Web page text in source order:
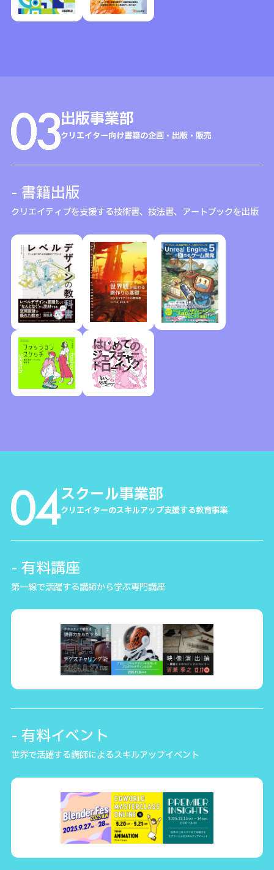
出版事業部
クリエイター向け書籍の企画・出版・販売
- 書籍出版
クリエイティブを支援する技術書、技法書、アートブックを出版
スクール事業部
クリエイターのスキルアップ支援する教育事業
- 有料講座
第一線で活躍する講師から学ぶ専門講座
- 有料イベント
世界で活躍する講師によるスキルアップイベント